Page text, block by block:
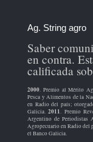
Ag. String agro
Saber
en contra.
calificada
2000. Premio al Mérito
Pesca y Alimentos de la
en Radio del país;
Galicia.2011. Premio
Argentino de Periodistas
Agropecuario en Radio
el Banco Galicia.